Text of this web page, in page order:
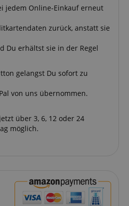
jedem Online-Einkauf erneut
zurück, anstatt sie
Du erhältst sie in der Regel
gelangst Du sofort zu
von uns übernommen.
über 3, 6, 12 oder 24
möglich.